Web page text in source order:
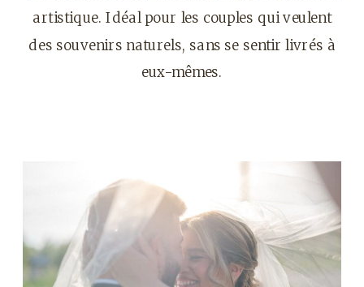
artistique. Idéal pour les couples qui veulent
des souvenirs naturels, sans se sentir livrés à
eux-mêmes.